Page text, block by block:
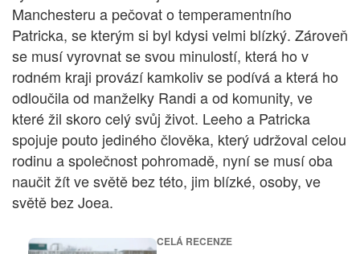
Manchesteru a pečovat o temperamentního
Patricka, se kterým si byl kdysi velmi blízký. Zároveň
se musí vyrovnat se svou minulostí, která ho v
rodném kraji provází kamkoliv se podívá a která ho
odloučila od manželky Randi a od komunity, ve
které žil skoro celý svůj život. Leeho a Patricka
spojuje pouto jediného člověka, který udržoval celou
rodinu a společnost pohromadě, nyní se musí oba
naučit žít ve světě bez této, jim blízké, osoby, ve
světě bez Joea.
CELÁ RECENZE